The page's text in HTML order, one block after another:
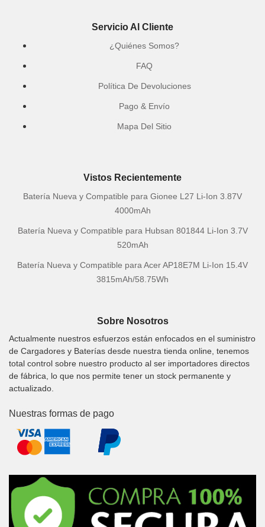
Servicio Al Cliente
¿Quiénes Somos?
FAQ
Política De Devoluciones
Pago & Envío
Mapa Del Sitio
Vistos Recientemente
Batería Nueva y Compatible para Gionee L27 Li-Ion 3.87V
4000mAh
Batería Nueva y Compatible para Hubsan 801844 Li-Ion 3.7V
520mAh
Batería Nueva y Compatible para Acer AP18E7M Li-Ion 15.4V
3815mAh/58.75Wh
Sobre Nosotros
Actualmente nuestros esfuerzos están enfocados en el suministro
de Cargadores y Baterías desde nuestra tienda online, tenemos
total control sobre nuestro producto al ser importadores directos
de fábrica, lo que nos permite tener un stock permanente y
actualizado.
Nuestras formas de pago